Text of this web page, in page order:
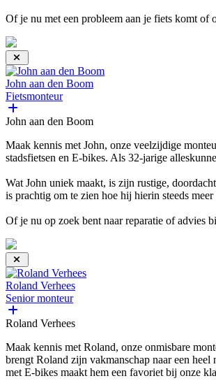
Of je nu met een probleem aan je fiets komt of
John aan den Boom
Fietsmonteur
John aan den Boom
Maak kennis met John, onze veelzijdige
stadsfietsen en E-bikes. Als 32-jarige
Wat John uniek maakt, is zijn rustige,
is prachtig om te zien hoe hij hierin steeds meer
Of je nu op zoek bent naar reparatie of advies
Roland Verhees
Senior monteur
Roland Verhees
Maak kennis met Roland, onze onmisbare
brengt Roland zijn vakmanschap naar een
met E-bikes maakt hem een favoriet bij onze